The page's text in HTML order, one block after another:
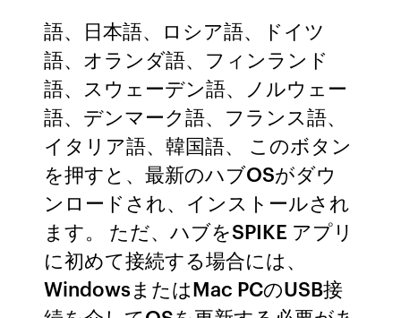
語、日本語、ロシア語、ドイツ
語、オランダ語、フィンランド
語、スウェーデン語、ノルウェー
語、デンマーク語、フランス語、
イタリア語、韓国語、 このボタン
を押すと、最新のハブOSがダウ
ンロードされ、インストールされ
ます。 ただ、ハブをSPIKE アプリ
に初めて接続する場合には、
WindowsまたはMac PCのUSB接